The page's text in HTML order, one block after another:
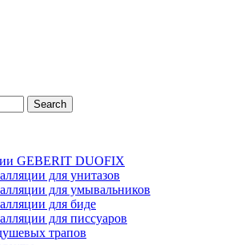
Search
GEBERIT DUOFIX
для унитазов
для умывальников
для биде
для писсуаров
трапов